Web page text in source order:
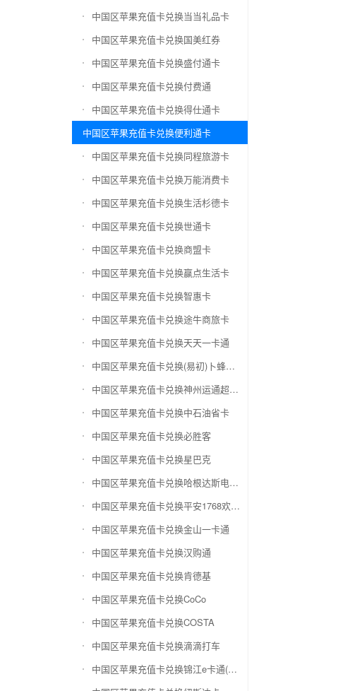
中国区苹果充值卡兑换当当礼品卡
中国区苹果充值卡兑换国美红券
中国区苹果充值卡兑换盛付通卡
中国区苹果充值卡兑换付费通
中国区苹果充值卡兑换得仕通卡
中国区苹果充值卡兑换便利通卡
中国区苹果充值卡兑换同程旅游卡
中国区苹果充值卡兑换万能消费卡
中国区苹果充值卡兑换生活杉德卡
中国区苹果充值卡兑换世通卡
中国区苹果充值卡兑换商盟卡
中国区苹果充值卡兑换赢点生活卡
中国区苹果充值卡兑换智惠卡
中国区苹果充值卡兑换途牛商旅卡
中国区苹果充值卡兑换天天一卡通
中国区苹果充值卡兑换(易初)卜蜂莲花礼品卡
中国区苹果充值卡兑换神州运通超级卡(运通网购卡)
中国区苹果充值卡兑换中石油省卡
中国区苹果充值卡兑换必胜客
中国区苹果充值卡兑换星巴克
中国区苹果充值卡兑换哈根达斯电子券
中国区苹果充值卡兑换平安1768欢乐豆
中国区苹果充值卡兑换金山一卡通
中国区苹果充值卡兑换汉购通
中国区苹果充值卡兑换肯德基
中国区苹果充值卡兑换CoCo
中国区苹果充值卡兑换COSTA
中国区苹果充值卡兑换滴滴打车
中国区苹果充值卡兑换锦江e卡通(锦江一卡通)